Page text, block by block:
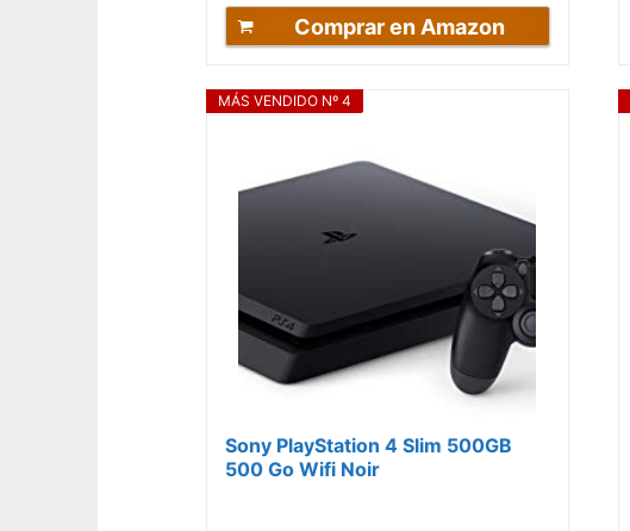
Comprar en Amazon
MÁS VENDIDO Nº 4
Sony PlayStation 4 Slim 500GB
500 Go Wifi Noir